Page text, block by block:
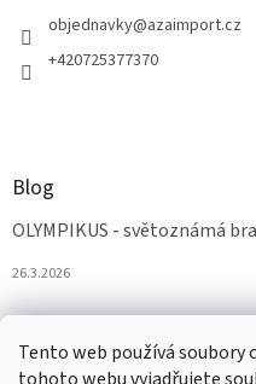
Tento web používá soubory
objednavky@azaimport.cz
+420725377370
Blog
OLYMPIKUS - světoznámá
26.3.2026